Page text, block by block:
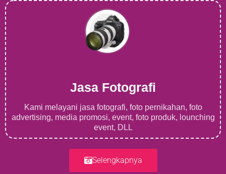
Jasa Fotografi
Kami melayani jasa fotografi, foto pernikahan, foto
advertising, media promosi, event, foto produk, lounching
event, DLL
Selengkapnya